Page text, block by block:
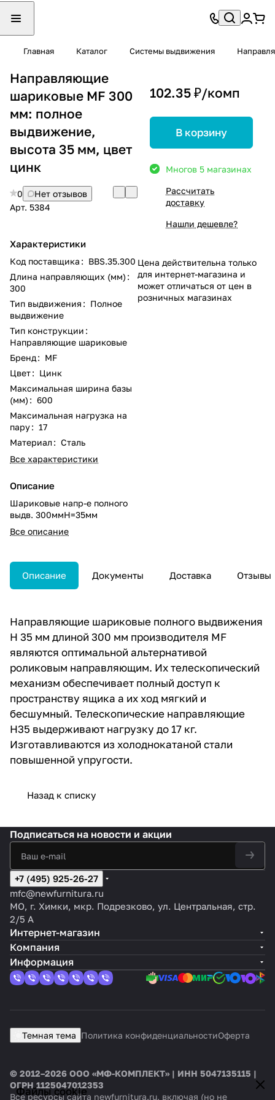
Главная Каталог Системы выдвижения
Направляющие
шариковые MF 300
мм: полное
выдвижение,
высота 35 мм, цвет
цинк
0
Нет отзывов
Арт. 5384
Характеристики
Код поставщика : BBS.35.300
Длина направляющих (мм) :
300
Тип выдвижения : Полное
выдвижение
Тип конструкции :
Направляющие шариковые
Бренд: MF
Цвет: Цинк
Максимальная ширина базы
(мм) : 600
Максимальная нагрузка на
пару: 17
Материал : Сталь
Все характеристики
Описание
Шариковые напр-е полного
выдв. 300ммН=35мм
Все описание
102.35 ₽/комп
В корзину
Многов 5 магазинах
Рассчитать
доставку
Нашли дешевле?
Цена действительна только
для интернет-магазина и
может отличаться от цен в
розничных магазинах
Описание Документы Доставка Отзывы
Направляющие шариковые полного выдвижения
H 35 мм длиной 300 мм производителя MF
являются оптимальной альтернативой
роликовым направляющим. Их телескопический
механизм обеспечивает полный доступ к
пространству ящика а их ход мягкий и
бесшумный. Телескопические направляющие
H35 выдерживают нагрузку до 17 кг.
Изготавливаются из холоднокатаной стали
повышенной упругости.
Назад к списку
Файлы cookie
Подписаться на новости и акции
+7 (495) 925-26-27
mfc@newfurnitura.ru
МО, г. Химки, мкр. Подрезково, ул. Центральная, стр.
2/5 А
Интернет-магазин
Компания
Информация
Темная тема Политика конфиденциальностиОферта
© 2012–2026 ООО «МФ-КОМПЛЕКТ» | ИНН 5047135115 |
ОГРН 1125047012353
Все ресурсы сайта newfurnitura.ru, включая (но не